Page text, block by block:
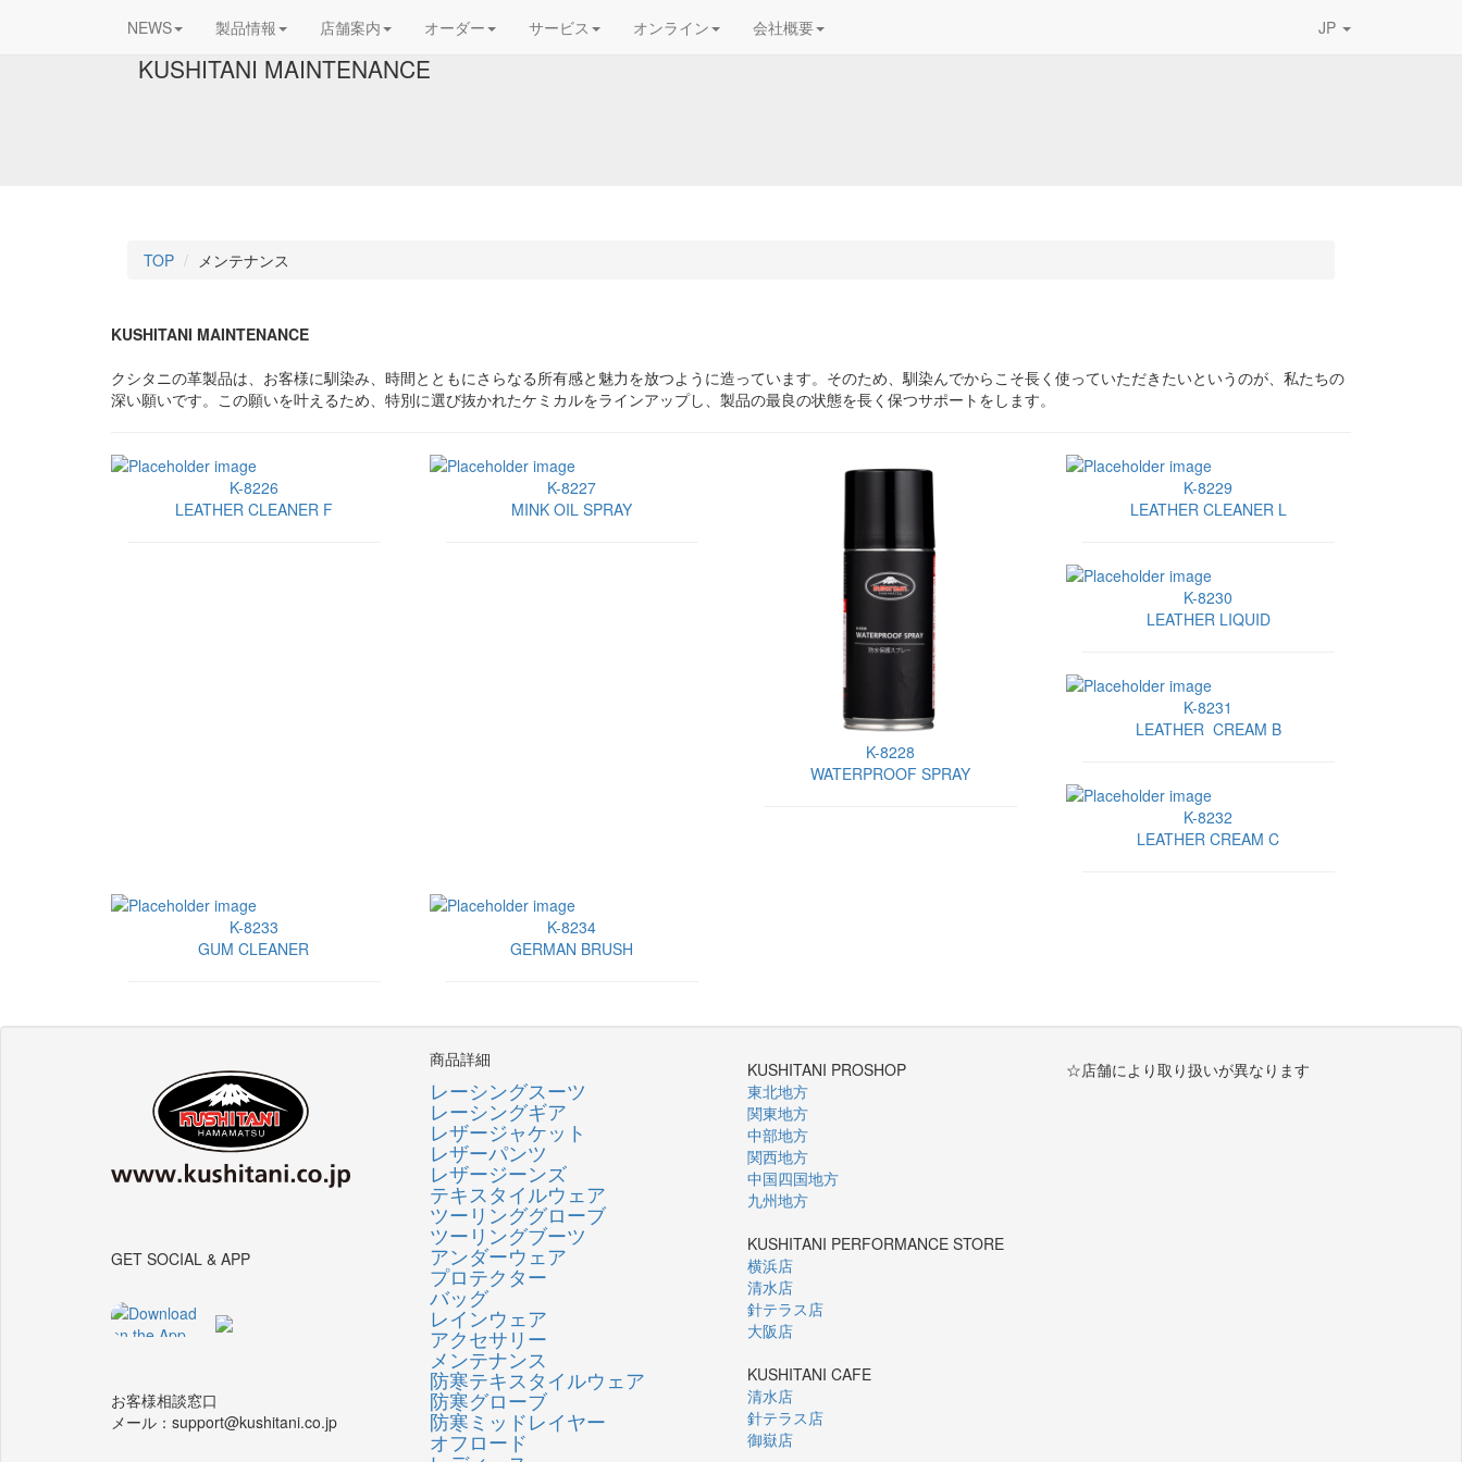
NEWS 製品情報 店舗案内 オーダー サービス オンライン 会社概要 JP
KUSHITANI MAINTENANCE
TOP メンテナンス
KUSHITANI MAINTENANCE
クシタニの革製品は、お客様に馴染み、時間とともにさらなる所有感と魅力を放つように造っています。そのため、馴染んでからこそ長く使っていただきたいというのが、私たちの
深い願いです。この願いを叶えるため、特別に選び抜かれたケミカルをラインアップし、製品の最良の状態を長く保つサポートをします。
K-8226
LEATHER CLEANER F
K-8227
MINK OIL SPRAY
K-8228
WATERPROOF SPRAY
K-8229
LEATHER CLEANER L
K-8230
LEATHER LIQUID
K-8231
LEATHER CREAM B
K-8232
LEATHER CREAM C
K-8233
GUM CLEANER
K-8234
GERMAN BRUSH
GET SOCIAL & APP
お客様相談窓口
メール：support@kushitani.co.jp
商品詳細
レーシングスーツ
レーシングギア
レザージャケット
レザーパンツ
レザージーンズ
テキスタイルウェア
ツーリンググローブ
ツーリングブーツ
アンダーウェア
プロテクター
バッグ
レインウェア
アクセサリー
メンテナンス
防寒テキスタイルウェア
防寒グローブ
防寒ミッドレイヤー
オフロード
KUSHITANI PROSHOP
東北地方
関東地方
中部地方
関西地方
中国四国地方
九州地方
KUSHITANI PERFORMANCE STORE
横浜店
清水店
針テラス店
大阪店
KUSHITANI CAFE
清水店
針テラス店
御嶽店
☆店舗により取り扱いが異なります